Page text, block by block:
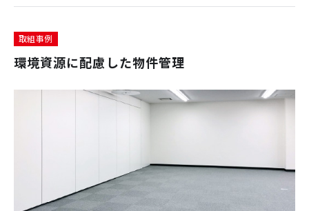
取組事例
環境資源に配慮した物件管理